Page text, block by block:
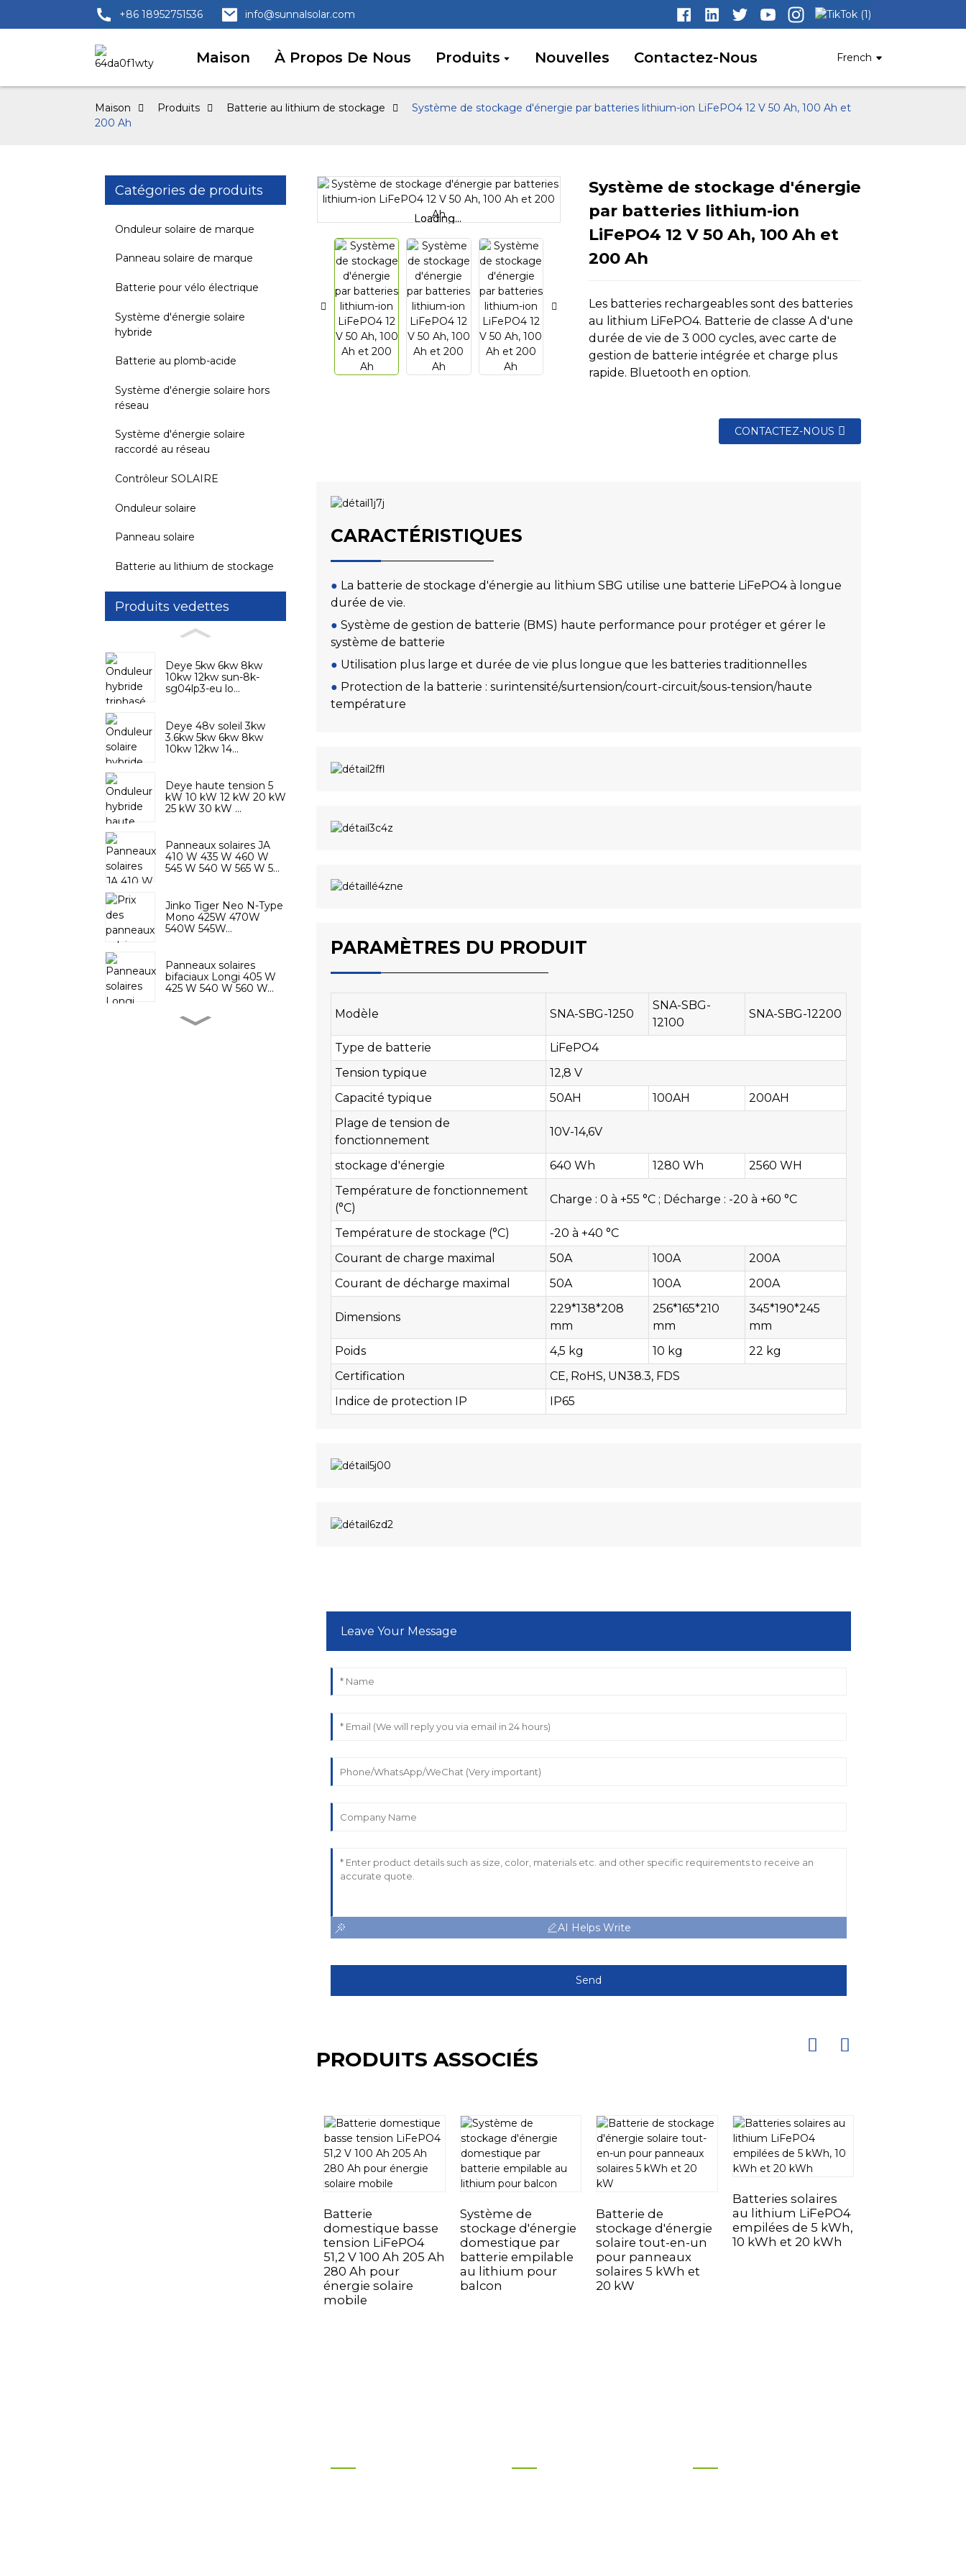
+86 18952751536 info@sunnalsolar.com
Maison À Propos De Nous Produits Nouvelles Contactez-Nous French
Maison Produits Batterie au lithium de stockage
Système de stockage d'énergie par batteries lithium-ion LiFePO4 12 V 50 Ah, 100 Ah et
200 Ah
Catégories de produits
Onduleur solaire de marque
Panneau solaire de marque
Batterie pour vélo électrique
Système d'énergie solaire
hybride
Batterie au plomb-acide
Système d'énergie solaire hors
réseau
Système d'énergie solaire
raccordé au réseau
Contrôleur SOLAIRE
Onduleur solaire
Panneau solaire
Batterie au lithium de stockage
Produits vedettes
Deye 5kw 6kw 8kw
10kw 12kw sun-8k-
sg04lp3-eu lo...
Deye 48v soleil 3kw
3.6kw 5kw 6kw 8kw
10kw 12kw 14...
Deye haute tension 5
kW 10 kW 12 kW 20 kW
25 kW 30 kW ...
Panneaux solaires JA
410 W 435 W 460 W
545 W 540 W 565 W 5...
Jinko Tiger Neo N-Type
Mono 425W 470W
540W 545W...
Panneaux solaires
bifaciaux Longi 405 W
425 W 540 W 560 W...
Loading...
Loading... Loading...
Loading...
Système de stockage d'énergie
par batteries lithium-ion
LiFePO4 12 V 50 Ah, 100 Ah et
200 Ah
Les batteries rechargeables sont des batteries
au lithium LiFePO4. Batterie de classe A d'une
durée de vie de 3 000 cycles, avec carte de
gestion de batterie intégrée et charge plus
rapide. Bluetooth en option.
CONTACTEZ-NOUS
CARACTÉRISTIQUES
● La batterie de stockage d'énergie au lithium SBG utilise une batterie LiFePO4 à longue
durée de vie.
● Système de gestion de batterie (BMS) haute performance pour protéger et gérer le
système de batterie
● Utilisation plus large et durée de vie plus longue que les batteries traditionnelles
● Protection de la batterie : surintensité/surtension/court-circuit/sous-tension/haute
température
PARAMÈTRES DU PRODUIT
Modèle SNA-SBG-1250
SNA-SBG-
12100
SNA-SBG-12200
Type de batterie
LiFePO4
Tension typique
12,8 V
Capacité typique
50AH 100AH
200AH
Plage de tension de
fonctionnement
10V-14,6V
stockage d'énergie 640 Wh 1280 Wh
2560 WH
Température de fonctionnement
(°C)
Charge : 0 à +55 °C ; Décharge : -20 à +60 °C
Température de stockage (°C)
-20 à +40 °C
Courant de charge maximal
50A 100A
200A
Courant de décharge maximal
50A 100A 200A
Dimensions
229*138*208
mm
256*165*210
mm
345*190*245
mm
Poids
4,5 kg 10 kg
22 kg
Certification
CE, RoHS, UN38.3, FDS
Indice de protection IP
IP65
Leave Your Message
AI Helps Write
Send
PRODUITS ASSOCIÉS
Batterie
domestique basse
tension LiFePO4
51,2 V 100 Ah 205 Ah
280 Ah pour
énergie solaire
mobile
Système de
stockage d'énergie
domestique par
batterie empilable
au lithium pour
balcon
Batterie de
stockage d'énergie
solaire tout-en-un
pour panneaux
solaires 5 kWh et
20 kW
Batteries solaires
au lithium LiFePO4
empilées de 5 kWh,
10 kWh et 20 kWh